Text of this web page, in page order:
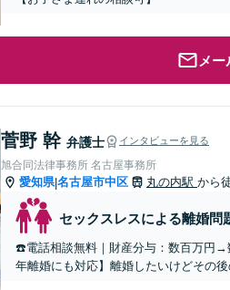
メ
菅野 幹 弁護士 インタビューを見る
旭合同法律事務所 名古屋事務所
愛知県|名古屋市中区 丸の内駅 から
セックスレスによる離婚問
☎️電話相談無料｜財産分与：数百万円→
年離婚にも対応】離婚したいけどその